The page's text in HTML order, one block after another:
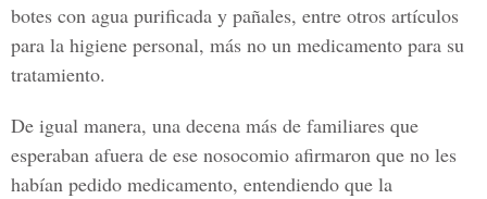
botes con agua purificada y pañales, entre otros artículos
para la higiene personal, más no un medicamento para su
tratamiento.
De igual manera, una decena más de familiares que
esperaban afuera de ese nosocomio afirmaron que no les
habían pedido medicamento, entendiendo que la